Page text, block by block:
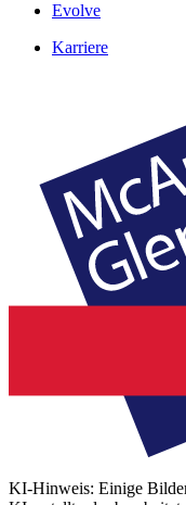
Evolve
Karriere
KI-Hinweis: Einige